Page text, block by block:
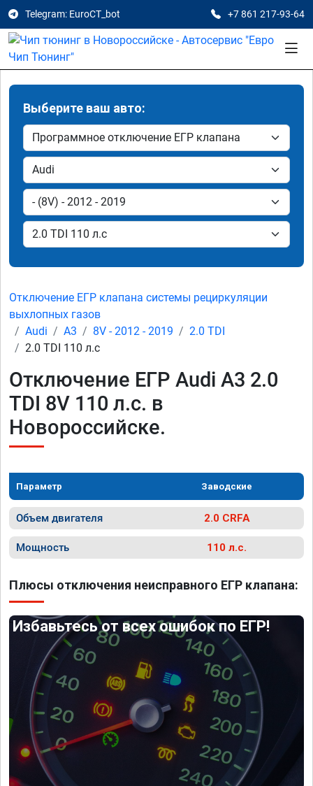
Telegram: EuroCT_bot +7 861 217-93-64
Выберите ваш авто:
Отключение ЕГР клапана системы рециркуляции
выхлопных газов
Audi
A3 8V - 2012 - 2019
2.0 TDI
2.0 TDI 110 л.с
Отключение ЕГР Audi A3 2.0
TDI 8V 110 л.с. в
Новороссийске.
Параметр Заводские
Объем двигателя 2.0 CRFA
Мощность 110 л.с.
Плюсы отключения неисправного ЕГР клапана:
Избавьтесь от всех ошибок по ЕГР!